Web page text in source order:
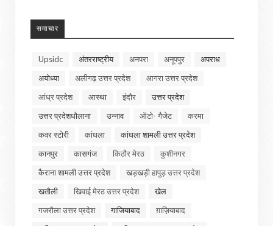
समाचार
Upsidc अंतरराष्ट्रीय अनपरा अनूपपुर
अपराध
अयोध्या
अलीगढ़ उत्तर प्रदेश
आगरा उत्तर प्रदेश
आंध्र प्रदेश
आस्था इंदौर
उत्तर प्रदेश
उत्तर प्रदेशधौलाना
उन्नाव ऑटो- गैजेट
करमा
कवर स्टोरी
कांधला
कांधला शामली उत्तर प्रदेश
कानपुर
कासगंज किठौर मेरठ
कुशीनगर
कैराना शामली उत्तर प्रदेश
खड़खड़ी हापुड़ उत्तर प्रदेश
खतौली
खिवाई मेरठ उत्तर प्रदेश
खेल
गजरौला उत्तर प्रदेश
गाजियाबाद
ग़ाज़ियाबाद